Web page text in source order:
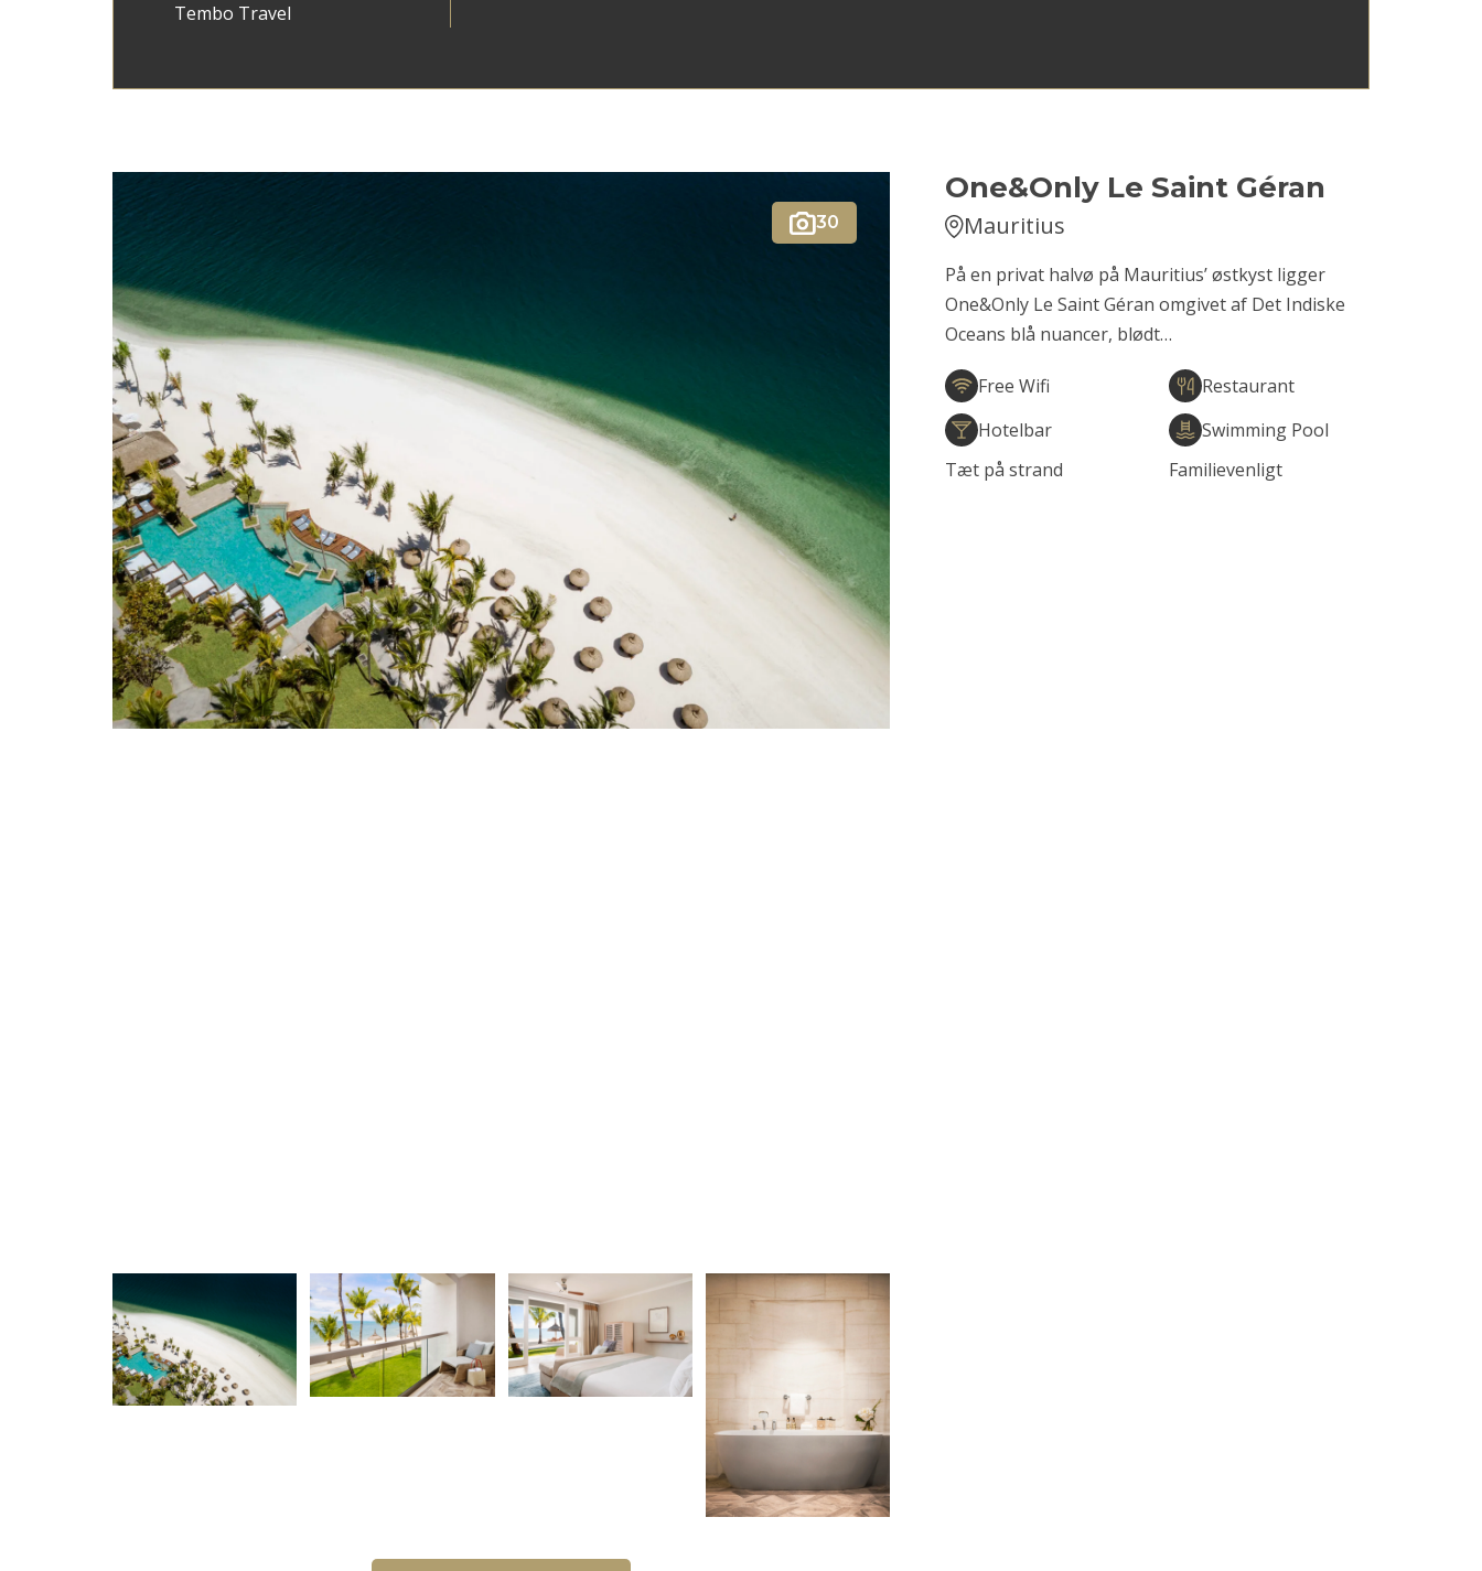
Tembo Travel
30
One&Only Le Saint Géran
Mauritius
På en privat halvø på Mauritius’ østkyst ligger
One&Only Le Saint Géran omgivet af Det Indiske
Oceans blå nuancer, blødt…
Free Wifi
Restaurant
Hotelbar
Swimming Pool
Tæt på strand
Familievenligt